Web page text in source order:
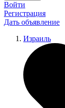
Войти
Регистрация
Дать объявление
Израиль